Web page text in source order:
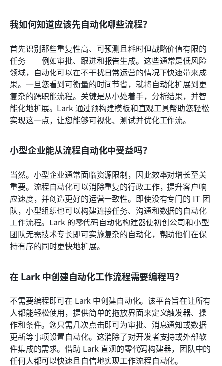
我如何知道应该先自动化哪些流程？
首先识别那些重复性高、可预测且耗时但战略价值有限的
任务——例如审批、跟进和报告生成。这些通常是低风险
领域，自动化可以在不干扰日常运营的情况下快速带来成
果。一旦您看到可衡量的时间节省，就将自动化扩展到更
复杂的跨职能流程。关键是从小处着手，分析结果，并智
能化地扩展。Lark 通过预构建模板和直观工具帮助您轻松
实现这一点，让您能够可视化、测试并优化工作流。
小型企业能从流程自动化中受益吗？
当然。小型企业通常面临资源限制，因此效率对增长至关
重要。流程自动化可以消除重复的行政工作，提升客户响
应速度，并创造更好的运营一致性。即使没有专门的 IT 团
队，小型组织也可以构建连接任务、沟通和数据的自动化
工作流程。Lark 的零代码自动化构建器使初创公司和小型
团队无需技术专长即可实施复杂的自动化，帮助他们在保
持有序的同时更快地扩展。
在 Lark 中创建自动化工作流程需要编程吗？
不需要编程即可在 Lark 中创建自动化。该平台旨在让所有
人都能轻松使用，提供简单的拖放界面来定义触发器、操
作和条件。您只需几次点击即可为审批、消息通知或数据
更新等事项设置自动化。这消除了对开发者支持或外部软
件集成的需求。借助 Lark 直观的零代码构建器，团队中的
任何人都可以快速且自信地实现工作流程自动化。